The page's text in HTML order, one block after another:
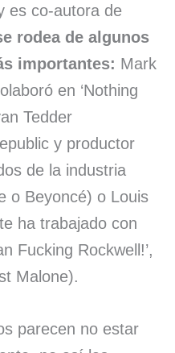
es co-autora de
rodea de algunos
importantes: Mark
en ‘Nothing
Tedder
y productor
de la industria
o Beyoncé) o Louis
ha trabajado con
Fucking Rockwell!’,
Malone).
parecen no estar